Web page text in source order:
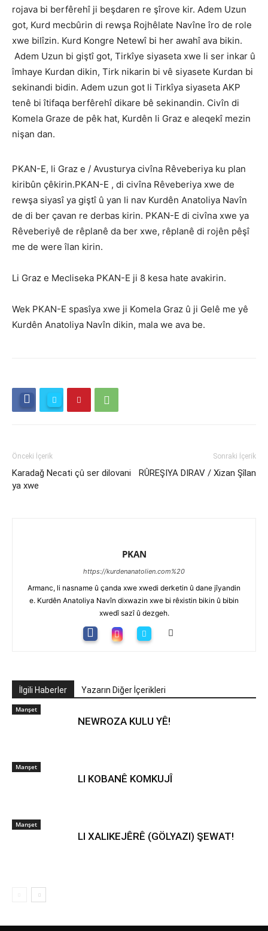
rojava bi berfêrehî ji beşdaren re şîrove kir. Adem Uzun
got, Kurd mecbûrin di rewşa Rojhêlate Navîne îro de role
xwe bilîzin. Kurd Kongre Netewî bi her awahî ava bikin.
Adem Uzun bi giştî got, Tirkîye siyaseta xwe li ser inkar û
îmhaye Kurdan dikin, Tirk nikarin bi vê siyasete Kurdan bi
sekinandi bidin. Adem uzun got li Tirkîya siyaseta AKP
tenê bi îtifaqa berfêrehî dikare bê sekinandin. Civîn di
Komela Graze de pêk hat, Kurdên li Graz e aleqekî mezin
nişan dan.
PKAN-E, li Graz e / Avusturya civîna Rêveberiya ku plan
kiribûn çêkirin.PKAN-E , di civîna Rêveberiya xwe de
rewşa siyasî ya giştî û yan li nav Kurdên Anatoliya Navîn
de di ber çavan re derbas kirin. PKAN-E di civîna xwe ya
Rêveberiyê de rêplanê da ber xwe, rêplanê di rojên pêşî
me de were îlan kirin.
Li Graz e Mecliseka PKAN-E ji 8 kesa hate avakirin.
Wek PKAN-E spasîya xwe ji Komela Graz û ji Gelê me yê
Kurdên Anatoliya Navîn dikin, mala we ava be.
Önceki İçerik
Karadağ Necati çû ser dilovani
ya xwe
Sonraki İçerik
RÛREŞIYA DIRAV / Xizan Şîlan
PKAN
https://kurdenanatolien.com%20
Armanc, li nasname û çanda xwe xwedi derketin û dane jîyandin
e. Kurdên Anatoliya Navîn dixwazin xwe bi rêxistin bikin û bibin
xwedî sazî û dezgeh.
İlgili Haberler Yazarın Diğer İçerikleri
Manşet
NEWROZA KULU YÊ!
Manşet
LI KOBANÊ KOMKUJÎ
Manşet
LI XALIKEJÊRÊ (GÖLYAZI) ŞEWAT!